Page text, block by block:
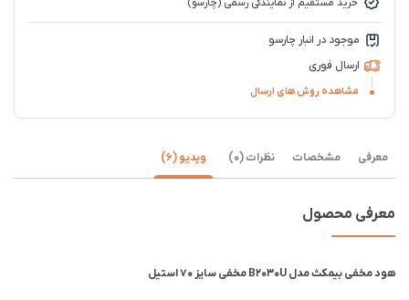
موجود در انبار چارسو
ارسال فوری
مشاهده روش های ارسال
معرفی مشخصات نظرات (0) ویدیو (6)
معرفی محصول
هود مخفی بیمکث مدل B2030U مخفی سایز 70 استیل